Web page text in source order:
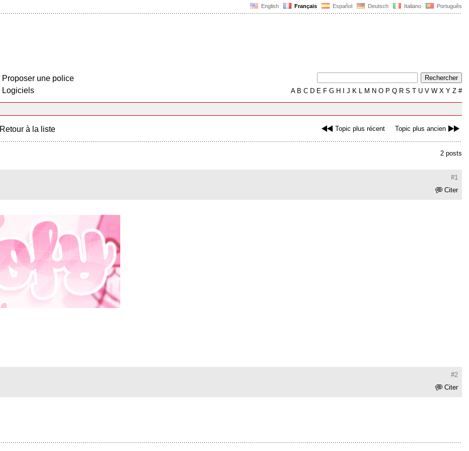
English Français Español Deutsch Italiano Português
Proposer une police
Logiciels
AB C D E F G H J K L M N O P Q R S T U V W X Y Z #
Topic plus récent Topic plus ancien
Retour à la liste
2 posts
#1
Citer
#2
Citer